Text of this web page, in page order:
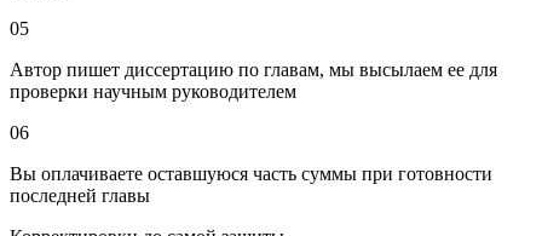
05
Автор пишет диссертацию по главам, мы высылаем ее для
проверки научным руководителем
06
Вы оплачиваете оставшуюся часть суммы при готовности
последней главы